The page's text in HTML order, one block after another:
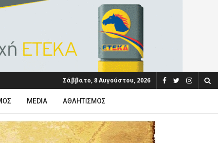
Σάββατο, 8 Αυγούστου, 2026
MEDIA ΑΘΛΗΤΙΣΜΌΣ